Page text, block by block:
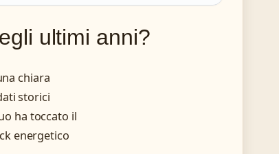
ultimi anni?
chiara
storici
ha toccato il
energetico